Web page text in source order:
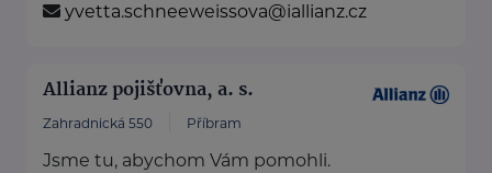
yvetta.schneeweissova@iallianz.cz
Allianz pojišťovna, a. s.
Zahradnická 550 Příbram
Jsme tu, abychom Vám pomohli.